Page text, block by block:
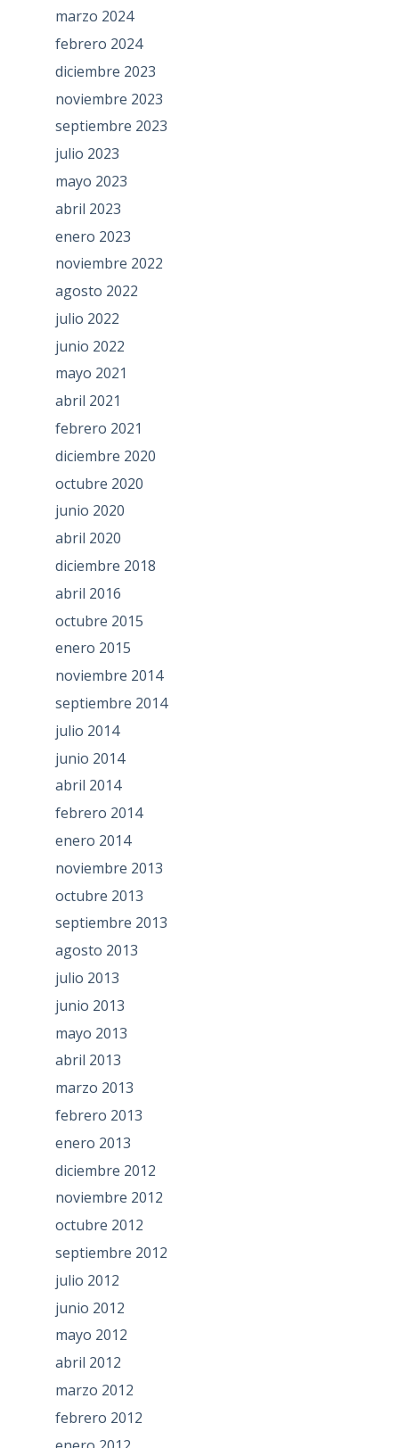
marzo 2024
febrero 2024
diciembre 2023
noviembre 2023
septiembre 2023
julio 2023
mayo 2023
abril 2023
enero 2023
noviembre 2022
agosto 2022
julio 2022
junio 2022
mayo 2021
abril 2021
febrero 2021
diciembre 2020
octubre 2020
junio 2020
abril 2020
diciembre 2018
abril 2016
octubre 2015
enero 2015
noviembre 2014
septiembre 2014
julio 2014
junio 2014
abril 2014
febrero 2014
enero 2014
noviembre 2013
octubre 2013
septiembre 2013
agosto 2013
julio 2013
junio 2013
mayo 2013
abril 2013
marzo 2013
febrero 2013
enero 2013
diciembre 2012
noviembre 2012
octubre 2012
septiembre 2012
julio 2012
junio 2012
mayo 2012
abril 2012
marzo 2012
febrero 2012